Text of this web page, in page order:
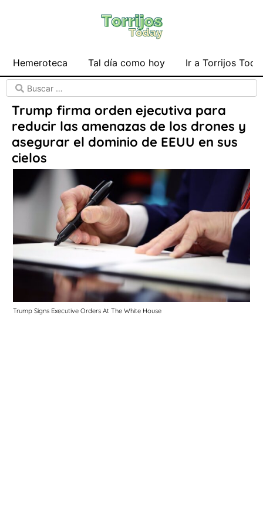
Hemeroteca Tal día como hoy Ir a Torrijos
Trump firma orden ejecutiva para
reducir las amenazas de los drones y
asegurar el dominio de EEUU en sus
cielos
Trump Signs Executive Orders At The White House